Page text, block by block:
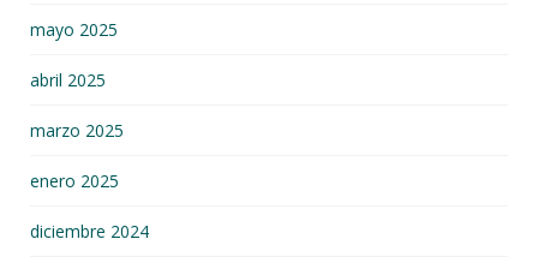
mayo 2025
abril 2025
marzo 2025
enero 2025
diciembre 2024